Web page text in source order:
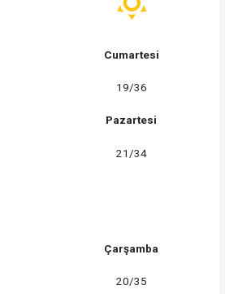
Cumartesi
19/36
Pazartesi
21/34
Çarşamba
20/35